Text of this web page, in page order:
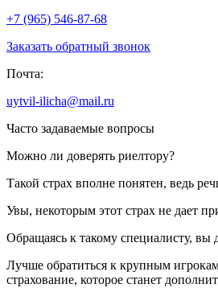
+7 (965) 546-87-68
Заказать обратный звонок
Почта:
uytvil-ilicha@mail.ru
Часто задаваемые вопросы
Можно ли доверять риелтору?
Такой страх вполне понятен, ведь
Увы, некоторым этот страх не дает
Обращаясь к такому специалисту, вы
Лучше обратиться к крупным
страхование, которое станет